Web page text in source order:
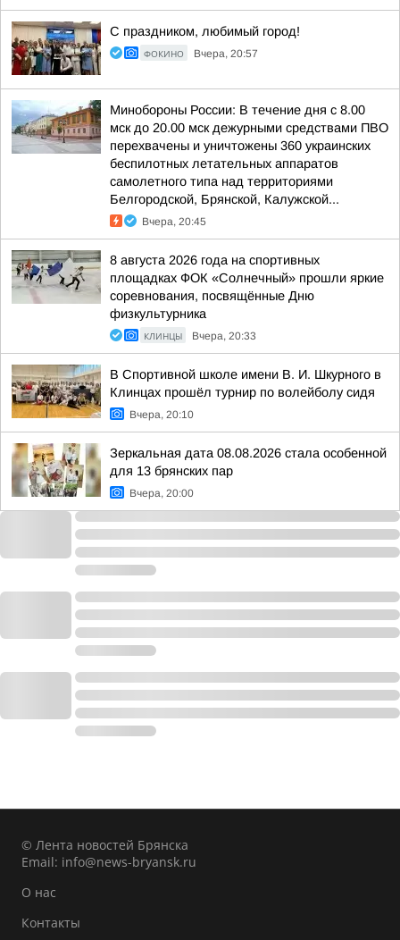
С праздником, любимый город!
ФОКИНО Вчера, 20:57
Минобороны России: В течение дня с 8.00
мск до 20.00 мск дежурными средствами ПВО
перехвачены и уничтожены 360 украинских
беспилотных летательных аппаратов
самолетного типа над территориями
Белгородской, Брянской, Калужской...
Вчера, 20:45
8 августа 2026 года на спортивных
площадках ФОК «Солнечный» прошли яркие
соревнования, посвящённые Дню
физкультурника
КЛИНЦЫ Вчера, 20:33
В Спортивной школе имени В. И. Шкурного в
Клинцах прошёл турнир по волейболу сидя
Вчера, 20:10
Зеркальная дата 08.08.2026 стала особенной
для 13 брянских пар
Вчера, 20:00
© Лента новостей Брянска
Email: info@news-bryansk.ru
О нас
Контакты